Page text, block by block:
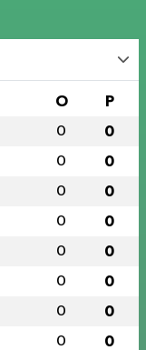
O P
0 0
0 0
0 0
0 0
0 0
0 0
0 0
0 0